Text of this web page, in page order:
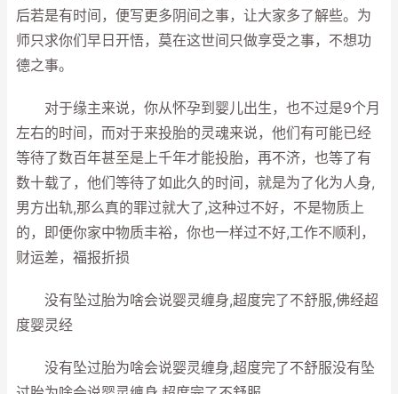
后若是有时间，便写更多阴间之事，让大家多了解些。为
师只求你们早日开悟，莫在这世间只做享受之事，不想功
德之事。
对于缘主来说，你从怀孕到婴儿出生，也不过是9个月
左右的时间，而对于来投胎的灵魂来说，他们有可能已经
等待了数百年甚至是上千年才能投胎，再不济，也等了有
数十载了，他们等待了如此久的时间，就是为了化为人身,
男方出轨,那么真的罪过就大了,这种过不好，不是物质上
的，即便你家中物质丰裕，你也一样过不好,工作不顺利，
财运差，福报折损
没有坠过胎为啥会说婴灵缠身,超度完了不舒服,佛经超
度婴灵经
没有坠过胎为啥会说婴灵缠身,超度完了不舒服没有坠